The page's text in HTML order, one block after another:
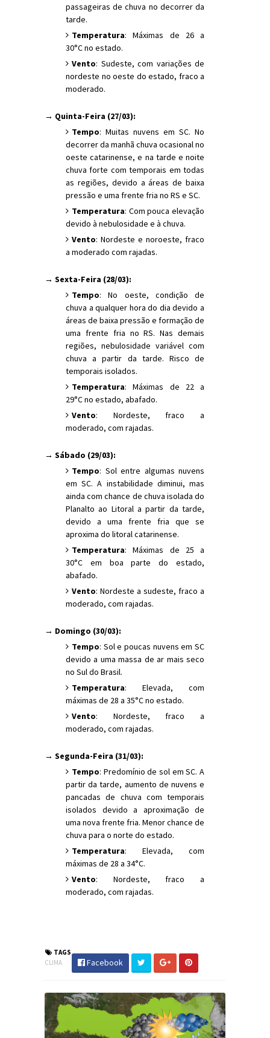
passageiras de chuva no decorrer da
tarde.
Temperatura: Máximas de 26 a
30°C no estado.
Vento: Sudeste, com variações de
nordeste no oeste do estado, fraco a
moderado.
→ Quinta-Feira (27/03):
Tempo: Muitas nuvens em SC. No
decorrer da manhã chuva ocasional no
oeste catarinense, e na tarde e noite
chuva forte com temporais em todas
as regiões, devido a áreas de baixa
pressão e uma frente fria no RS e SC.
Temperatura: Com pouca elevação
devido à nebulosidade e à chuva.
Vento: Nordeste e noroeste, fraco
a moderado com rajadas.
→ Sexta-Feira (28/03):
Tempo: No oeste, condição de
chuva a qualquer hora do dia devido a
áreas de baixa pressão e formação de
uma frente fria no RS. Nas demais
regiões, nebulosidade variável com
chuva a partir da tarde. Risco de
temporais isolados.
Temperatura: Máximas de 22 a
29°C no estado, abafado.
Vento: Nordeste, fraco a
moderado, com rajadas.
→ Sábado (29/03):
Tempo: Sol entre algumas nuvens
em SC. A instabilidade diminui, mas
ainda com chance de chuva isolada do
Planalto ao Litoral a partir da tarde,
devido a uma frente fria que se
aproxima do litoral catarinense.
Temperatura: Máximas de 25 a
30°C em boa parte do estado,
abafado.
Vento: Nordeste a sudeste, fraco a
moderado, com rajadas.
→ Domingo (30/03):
Tempo: Sol e poucas nuvens em SC
devido a uma massa de ar mais seco
no Sul do Brasil.
Temperatura: Elevada, com
máximas de 28 a 35°C no estado.
Vento: Nordeste, fraco a
moderado, com rajadas.
→ Segunda-Feira (31/03):
Tempo: Predomínio de sol em SC. A
partir da tarde, aumento de nuvens e
pancadas de chuva com temporais
isolados devido a aproximação de
uma nova frente fria. Menor chance de
chuva para o norte do estado.
Temperatura: Elevada, com
máximas de 28 a 34°C.
Vento: Nordeste, fraco a
moderado, com rajadas.
TAGS
CLIMA
Facebook